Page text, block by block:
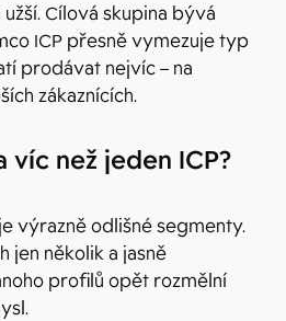
Cílová skupina bývá
ICP přesně vymezuje typ
prodávat nejvíc – na
zákaznících.
víc než jeden ICP?
výrazně odlišné segmenty.
jen několik a jasně
profilů opět rozmělní